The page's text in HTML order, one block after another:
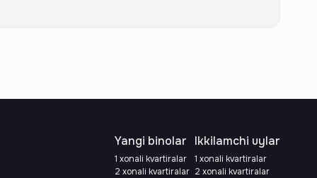
Yangi binolar
1 xonali kvartiralar
2 xonali kvartiralar
Ikkilamchi uylar
1 xonali kvartiralar
2 xonali kvartiralar